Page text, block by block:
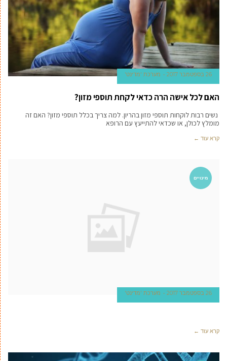
26 בספטמבר 2017 מערכת 'מדינט'
האם לכל אישה הרה כדאי לקחת תוספי מזון?
נשים רבות לוקחות תוספי מזון בהריון. למה צריך בכלל תוספי מזון? האם זה
מומלץ לכולן, או שכדאי להתייעץ עם הרופא
קרא עוד ←
מינויים
26 בספטמבר 2017 מערכת 'מדינט'
קרא עוד ←